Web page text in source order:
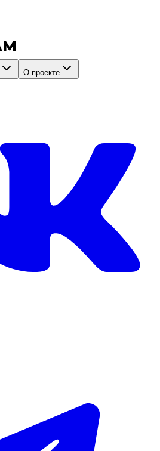
О проекте